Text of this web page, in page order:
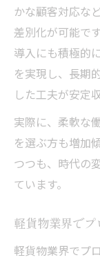
かな顧客対応な
差別化が可能で
導入にも積極的
を実現し、長期
した工夫が安定
実際に、柔軟な
を選ぶ方も増加
つつも、時代の
ています。
軽貨物業界でプ
軽貨物業界でプ